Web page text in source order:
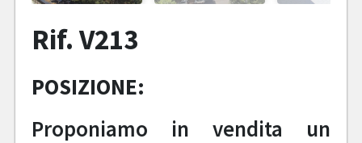
Rif. V213
POSIZIONE:
Proponiamo in vendita un